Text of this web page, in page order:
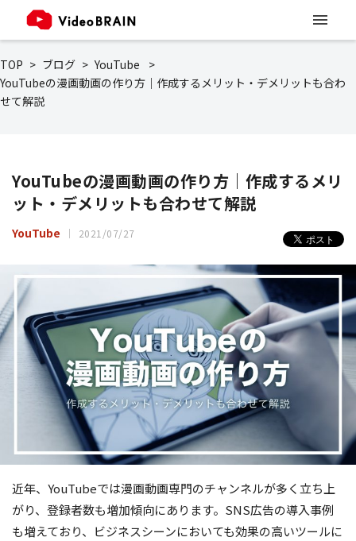
TOP ブログ
YouTube
YouTubeの漫画動画の作り方｜作成するメリット・デメリットも合わ
せて解説
YouTubeの漫画動画の作り方｜作成するメリ
ット・デメリットも合わせて解説
YouTube 2021/07/27
近年、YouTubeでは漫画動画専門のチャンネルが多く立ち上
がり、登録者数も増加傾向にあります。SNS広告の導入事例
も増えており、ビジネスシーンにおいても効果の高いツールに